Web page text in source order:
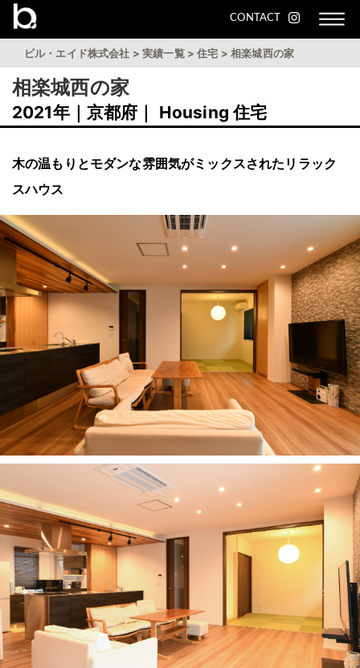
CONTACT
ビル・エイド株式会社 >実績一覧>住宅 >相楽城西の家
相楽城西の家
2021年｜京都府｜ Housing 住宅
木の温もりとモダンな雰囲気がミックスされたリラック
スハウス